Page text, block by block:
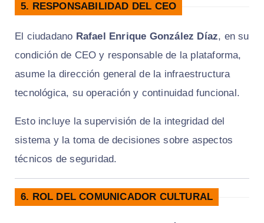
5. RESPONSABILIDAD DEL CEO
El ciudadano Rafael Enrique González Díaz, en su
condición de CEO y responsable de la plataforma,
asume la dirección general de la infraestructura
tecnológica, su operación y continuidad funcional.
Esto incluye la supervisión de la integridad del
sistema y la toma de decisiones sobre aspectos
técnicos de seguridad.
6. ROL DEL COMUNICADOR CULTURAL